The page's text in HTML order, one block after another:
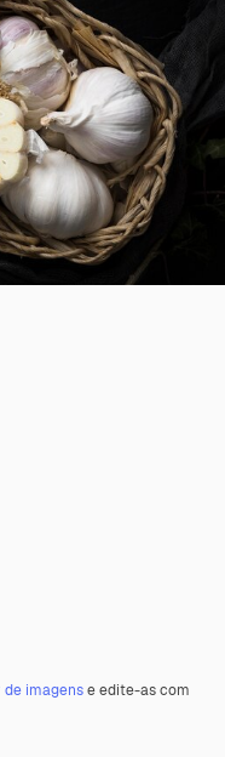
imagense edite-as com